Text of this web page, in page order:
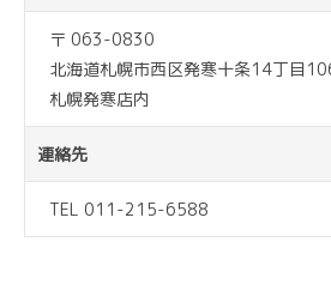
〒 063-0830
北海道札幌市西区発寒十条14丁目
札幌発寒店内
連絡先
TEL 011-215-6588